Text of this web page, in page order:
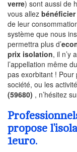
verre) sont aussi de
vous allez bénéficier
de leur
système que nous
permettra plus d’
prix isolation, il n’y
l’appellation même
pas exorbitant ! Pour
société, ou les
(59680) , n’hésitez
propose
1euro.